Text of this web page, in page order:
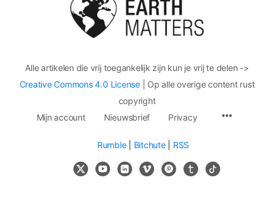
Alle artikelen die vrij toegankelijk zijn kun je vrij te delen ->
Creative Commons 4.0 License| Op alle overige content rust
copyright
Mijn account
Nieuwsbrief Privacy
Rumble| Bitchute| RSS